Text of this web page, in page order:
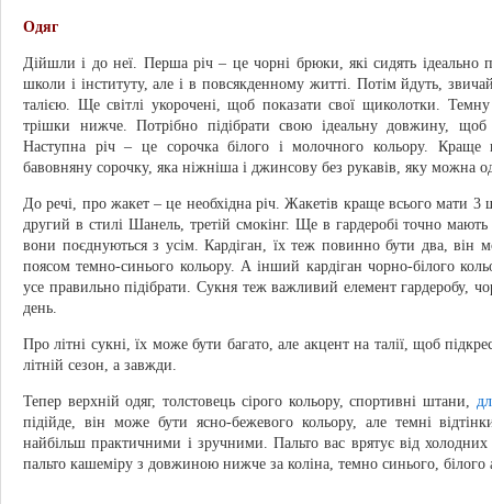
Одяг
Дійшли і до неї. Перша річ – це чорні брюки, які сидять ідеально
школи і інституту, але і в повсякденному житті. Потім йдуть,
талією. Ще світлі укорочені, щоб показати свої щиколотки.
трішки нижче. Потрібно підібрати свою ідеальну довжину,
Наступна річ – це сорочка білого і молочного кольору. Краще
бавовняну сорочку, яка ніжніша і джинсову без рукавів, яку можна
До речі, про жакет – це необхідна річ. Жакетів краще всього мати
другий в стилі Шанель, третій смокінг. Ще в гардеробі точно
вони поєднуються з усім. Кардіган, їх теж повинно бути два, він
поясом темно-синього кольору. А інший кардіган чорно-білого
усе правильно підібрати. Сукня теж важливий елемент гардеробу,
день.
Про літні сукні, їх може бути багато, але акцент на талії, щоб
літній сезон, а завжди.
Тепер верхній одяг, толстовець сірого кольору, спортивні штани,
підійде, він може бути ясно-бежевого кольору, але темні
найбільш практичними і зручними. Пальто вас врятує від
пальто кашеміру з довжиною нижче за коліна, темно синього, білого